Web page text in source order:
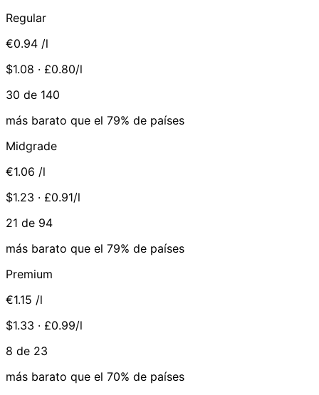
Regular
€0.94 /l
$1.08 · £0.80/l
30 de 140
más barato que el 79% de países
Midgrade
€1.06 /l
$1.23 · £0.91/l
21 de 94
más barato que el 79% de países
Premium
€1.15 /l
$1.33 · £0.99/l
8 de 23
más barato que el 70% de países